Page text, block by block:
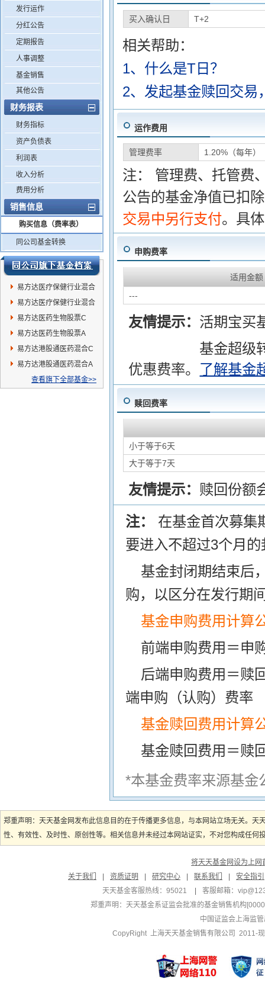
发行运作
分红公告
定期报告
人事调整
基金销售
其他公告
财务报表
财务指标
资产负债表
利润表
收入分析
费用分析
销售信息
购买信息（费率表）
同公司基金转换
易方达医疗保健行业混合
A
易方达医疗保健行业混合
C
易方达医药生物股票C
易方达医药生物股票A
易方达港股通医药混合C
易方达港股通医药混合A
查看旗下全部基金>>
买入确认日 T+2
相关帮助：
1、什么是T日？
2、发起基金赎回交易
运作费用
管理费率 1.20%（每年）
注： 管理费、托管费
公告的基金净值已扣
交易中另行支付。具
申购费率
适用金额
---
友情提示： 活期宝买
基金超级
优惠费率。 了解基金
赎回费率
小于等于6天
大于等于7天
友情提示： 赎回份额
注： 在基金首次募集
要进入不超过3个月
基金封闭期结束后
购，以区分在发行期
基金申购费用计算
前端申购费用＝申
后端申购费用＝赎
端申购（认购）费率
基金赎回费用计算
基金赎回费用＝赎
*本基金费率来源基金
郑重声明：天天基金网发布此信息目的在于传播更多信息，与本网站立场无关。
性、有效性、及时性、原创性等。相关信息并未经过本网站证实，不对您构成任
将天天基金网设为上网
关于我们
资质证明 研究中心 联系我们
安全指引
天天基金客服热线：95021
客服邮箱：
郑重声明：天天基金系证监会批准的基金销售机构
中国证监会上海监
CopyRight 上海天天基金销售有限公司 2011-